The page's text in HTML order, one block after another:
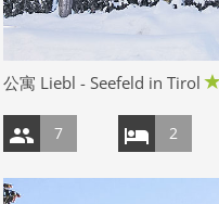
公寓 Liebl - Seefeld in Tirol
7 2